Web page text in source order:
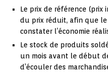
Le prix de référence
du prix réduit, afin que
constater l’économie
Le stock de produits
un mois avant le début
d’écouler des